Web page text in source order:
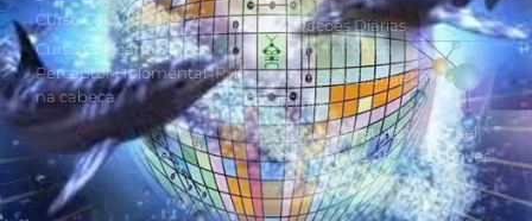
Curso Cálculo Parte 2
Curso Colocando o
Perceptor Holomental (PH)
na cabeça
Ativações Diárias
Synchronotron
Ativações Diárias Lei do
Tempo
Estudos Postulados da Lei
do Tempo e das 260 Chaves
do Synchronotron